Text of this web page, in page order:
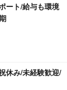
ート/給与も環境
休み/未経験歓迎/